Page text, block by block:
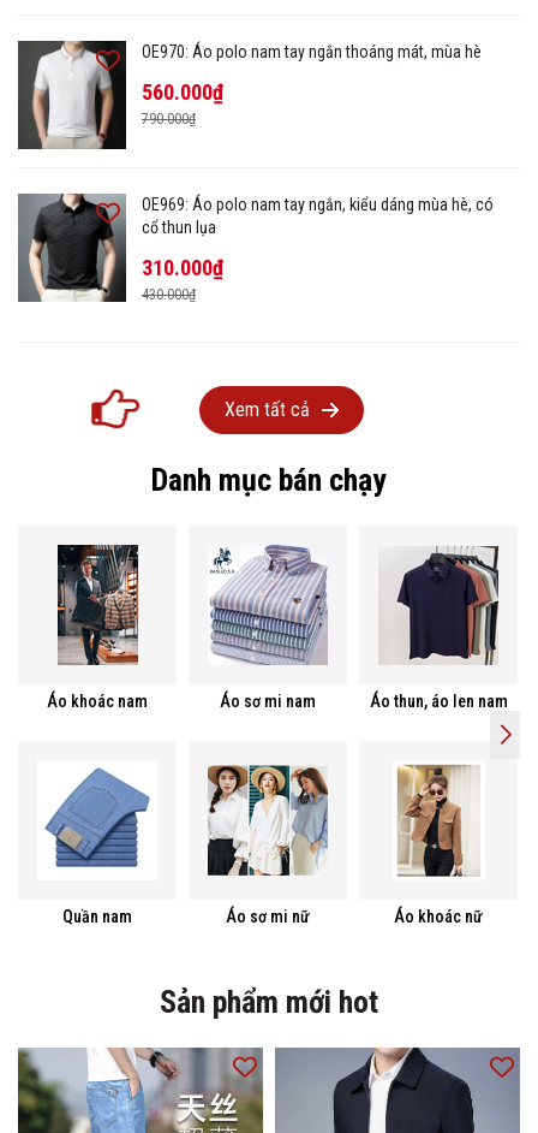
OE970: Áo polo nam tay ngắn thoáng mát, mùa hè
560.000₫
790.000₫
OE969: Áo polo nam tay ngắn, kiểu dáng mùa hè, có
cổ thun lụa
310.000₫
430.000₫
Xem tất cả
Danh mục bán chạy
Áo khoác nam Áo sơ mi nam Áo thun, áo len nam
Quần nam Áo sơ mi nữ Áo khoác nữ
Sản phẩm mới hot